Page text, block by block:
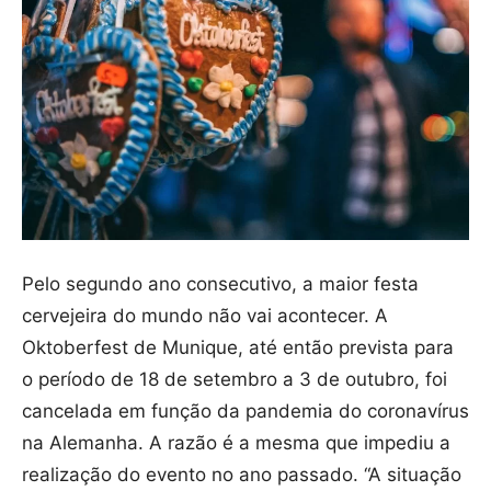
Pelo segundo ano consecutivo, a maior festa
cervejeira do mundo não vai acontecer. A
Oktoberfest de Munique, até então prevista para
o período de 18 de setembro a 3 de outubro, foi
cancelada em função da pandemia do coronavírus
na Alemanha. A razão é a mesma que impediu a
realização do evento no ano passado. “A situação